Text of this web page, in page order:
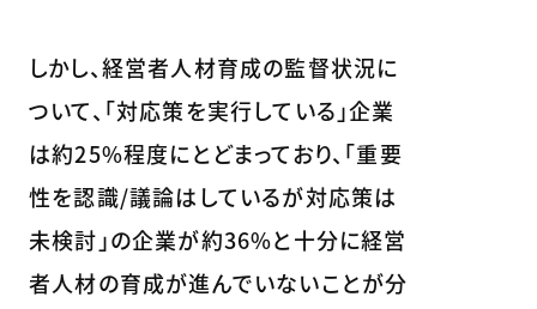
しかし、経営者人材育成の監督状況に
ついて、「対応策を実行している」企業
は約25%程度にとどまっており、「重要
性を認識/議論はしているが対応策は
未検討」の企業が約36%と十分に経営
者人材の育成が進んでいないことが分